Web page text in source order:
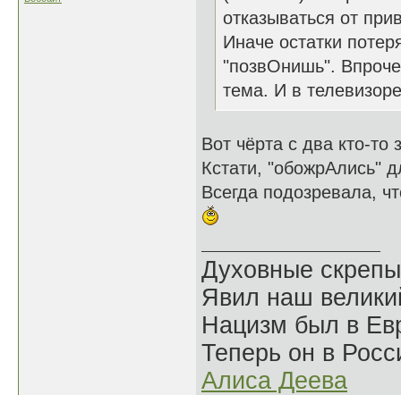
отказываться от
Иначе остатки
"позвОнишь".
тема. И в
Вот чёрта с два кто-то
Кстати, "обожрАлись"
Всегда подозревала,
Духовные
Явил наш
Нацизм был в
Теперь он в
Алиса Деева